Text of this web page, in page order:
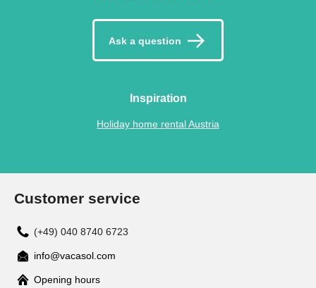
Ask a question
Inspiration
Holiday home rental Austria
Customer service
(+49) 040 8740 6723
info@vacasol.com
Opening hours